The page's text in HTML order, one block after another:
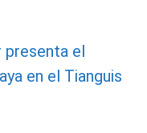
presenta el
en el Tianguis